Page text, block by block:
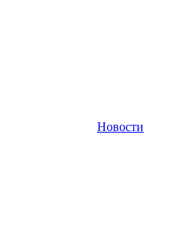
Новости